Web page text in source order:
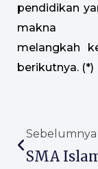
pendidikan
makna
melangkah
berikutnya. (*)
Sebelumnya